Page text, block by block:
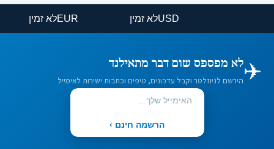
USDלא זמין EURלא זמין
✈️לא מפספס שום דבר מתאילנד
הירשם לניוזלטר וקבל עדכונים, טיפים וכתבות ישירות לאימייל
הרשמה חינם ›